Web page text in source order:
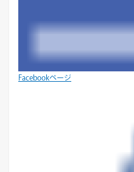
Facebookページ